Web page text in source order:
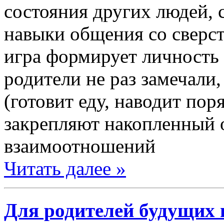
состояния других людей,
навыки общения со
игра формирует
родители не раз
(готовит еду, наводит
закрепляют
взаимоотношений
Читать далее »
Для родителей будущих